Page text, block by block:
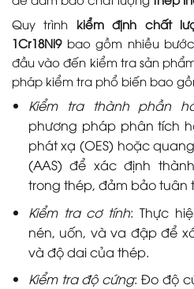
Quy trình kiểm định chất
1Cr18Ni9bao gồm nhiều
đầu vào đến kiểm tra sản
pháp kiểm tra phổ biến bao
Kiểm tra thành phần
phương pháp phân tích
phát xạ (OES) hoặc
(AAS) để xác định
trong thép, đảm bảo tuân
Kiểm tra cơ tính: Thực
nén, uốn, và va đập để
và độ dai của thép.
Kiểm tra độ cứng: Đo độ